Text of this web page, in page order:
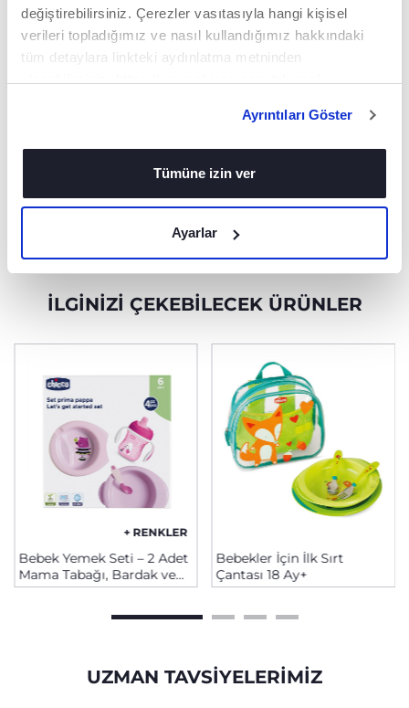
değiştirebilirsiniz. Çerezler vasıtasıyla hangi kişisel
verileri topladığımız ve nasıl kullandığımız hakkındaki
tüm detaylara linkteki aydınlatma metninden
Ayrıntıları Göster
Tümüne izin ver
Ayarlar
kullanılmadığı
kalmaktadır
sapı sayesinde
kullanımı pratiktir.
İLGINIZI ÇEKEBILECEK ÜRÜNLER
+ RENKLER
Bebek Yemek Seti – 2 Adet
Mama Tabağı, Bardak ve
Kaşık, 6+ Ay
Bebekler İçin İlk Sırt
Çantası 18 Ay+
UZMAN TAVSIYELERIMIZ